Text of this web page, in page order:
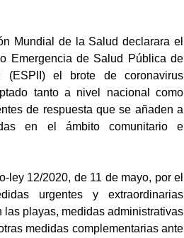
Mundial de la Salud declarara el
Emergencia de Salud Pública de
(ESPII) el brote de coronavirus
tanto a nivel nacional como
de respuesta que se añaden a
en el ámbito comunitario e
ley 12/2020, de 11 de mayo, por el
urgentes y extraordinarias
las playas, medidas administrativas
medidas complementarias ante